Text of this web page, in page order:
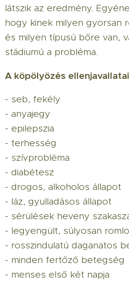
látszik az eredmény.
hogy kinek milyen gyorsan
és milyen típusú bőre van,
stádiumú a probléma.
A köpölyözés
- seb, fekély
- anyajegy
- epilepszia
- terhesség
- szívprobléma
- diabétesz
- drogos, alkoholos állapot
- láz, gyulladásos állapot
- sérülések heveny
- legyengült, súlyosan
- rosszindulatú daganatos
- minden fertőző betegség
- menses első két napja